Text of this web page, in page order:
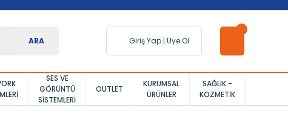
ARA Giriş Yap | Üye Ol
SES VE
GÖRÜNTÜ
SISTEMLERI
OUTLET
KURUMSAL
ÜRÜNLER
SAĞLIK -
KOZMETIK